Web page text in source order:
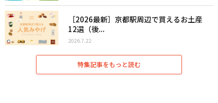
［2026最新］京都駅周辺で買えるお土産
12選（後...
2026.7.22
特集記事をもっと読む